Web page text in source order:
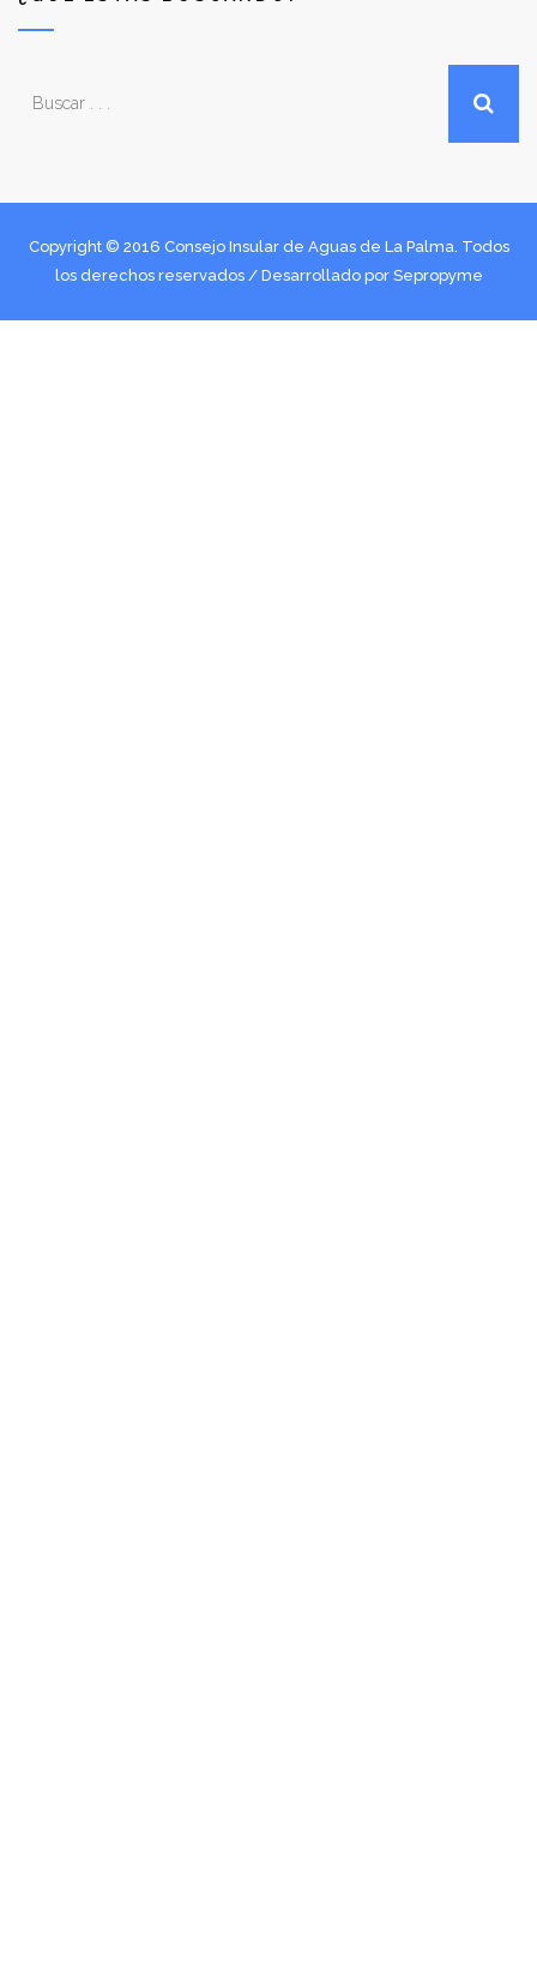
Copyright © 2016 Consejo Insular de Aguas de La Palma. Todos
los derechos reservados / Desarrollado por Sepropyme